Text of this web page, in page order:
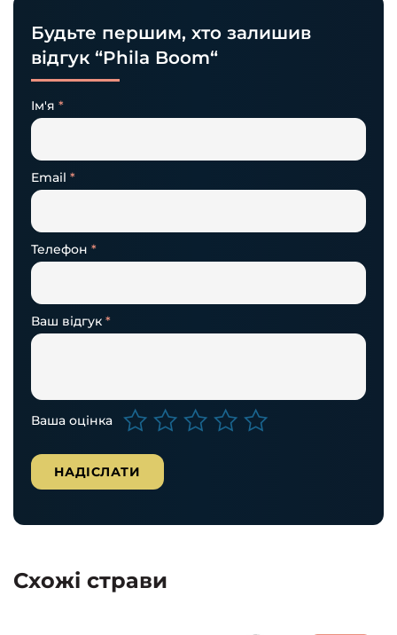
Будьте першим, хто залишив
відгук “Phila Boom“
Ім'я *
Email *
Телефон *
Ваша оцінка
Ваш відгук *
Схожі страви